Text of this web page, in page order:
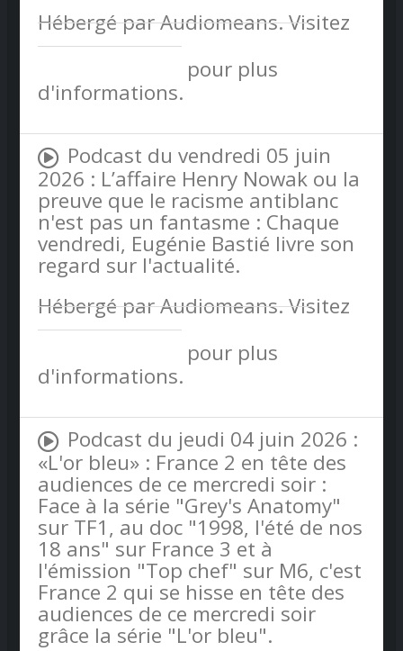
Hébergé par Audiomeans. Visitez
audiomeans.fr/politique-de-
pour plus
d'informations.
Podcast du vendredi 05 juin
2026 : L’affaire Henry Nowak ou la
preuve que le racisme antiblanc
n'est pas un fantasme : Chaque
vendredi, Eugénie Bastié livre son
regard sur l'actualité.
Hébergé par Audiomeans. Visitez
audiomeans.fr/politique-de-
pour plus
d'informations.
Podcast du jeudi 04 juin 2026 :
«L'or bleu» : France 2 en tête des
audiences de ce mercredi soir :
Face à la série "Grey's Anatomy"
sur TF1, au doc "1998, l'été de nos
18 ans" sur France 3 et à
l'émission "Top chef" sur M6, c'est
France 2 qui se hisse en tête des
audiences de ce mercredi soir
grâce la série "L'or bleu".